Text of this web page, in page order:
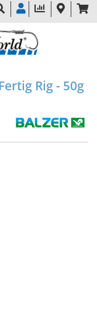
Rig - 50g